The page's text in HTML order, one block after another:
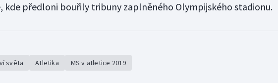
kde předloni bouřily tribuny zaplněného Olympijského stadionu.
světa Atletika MS v atletice 2019